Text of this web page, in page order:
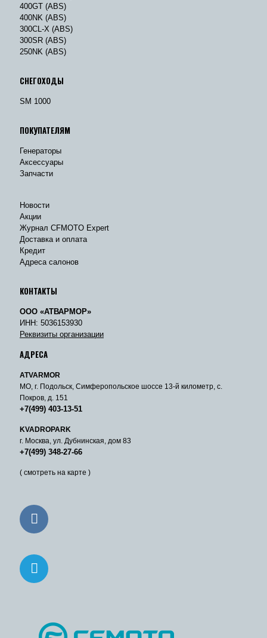
400GT (ABS)
400NK (ABS)
300CL-X (ABS)
300SR (ABS)
250NK (ABS)
СНЕГОХОДЫ
SM 1000
ПОКУПАТЕЛЯМ
Генераторы
Аксессуары
Запчасти
Новости
Акции
Журнал CFMOTO Expert
Доставка и оплата
Кредит
Адреса салонов
КОНТАКТЫ
ООО «АТВАРМОР»
ИНН: 5036153930
Реквизиты организации
АДРЕСА
ATVARMOR
МО, г. Подольск, Симферопольское шоссе 13-й километр, с.
Покров, д. 151
+7(499) 403-13-51
KVADROPARK
г. Москва, ул. Дубнинская, дом 83
+7(499) 348-27-66
( смотреть на карте )